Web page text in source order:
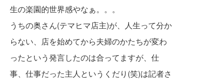
生の楽園的世界感やなぁ。。。
うちの奥さん(テマヒマ店主)が、人生って分か
らない、店を始めてから夫婦のかたちが変わ
ったという発言したのは合ってますが、仕
事、仕事だった主人というくだり(笑)は記者さ